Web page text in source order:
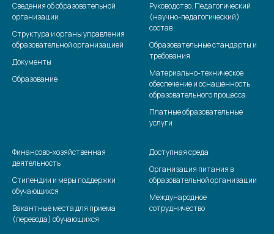
Сведения об образовательной
организации
Структура и органы управления
образовательной организацией
Документы
Образование
Руководство. Педагогический
(научно-педагогический)
состав
Образовательные стандарты и
требования
Материально-техническое
обеспечение и оснащенность
образовательного процесса
Платные образовательные
услуги
Финансово-хозяйственная
деятельность
Стипендии и меры поддержки
обучающихся
Вакантные места для приема
(перевода) обучающихся
Доступная среда
Организация питания в
образовательной организации
Международное
сотрудничество